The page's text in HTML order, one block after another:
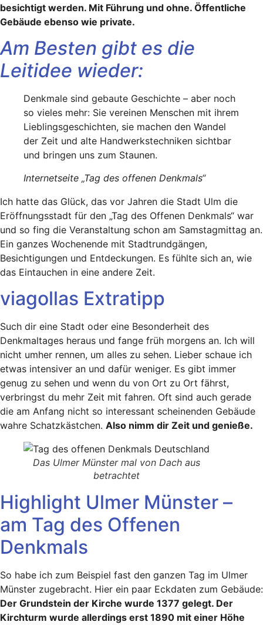
besichtigt werden. Mit Führung und ohne. Öffentliche
Gebäude ebenso wie private.
Am Besten gibt es die
Leitidee wieder:
Denkmale sind gebaute Geschichte – aber noch
so vieles mehr: Sie vereinen Menschen mit ihrem
Lieblingsgeschichten, sie machen den Wandel
der Zeit und alte Handwerkstechniken sichtbar
und bringen uns zum Staunen.
Internetseite „Tag des offenen Denkmals“
Ich hatte das Glück, das vor Jahren die Stadt Ulm die
Eröffnungsstadt für den „Tag des Offenen Denkmals“ war
und so fing die Veranstaltung schon am Samstagmittag an.
Ein ganzes Wochenende mit Stadtrundgängen,
Besichtigungen und Entdeckungen. Es fühlte sich an, wie
das Eintauchen in eine andere Zeit.
viagollas Extratipp
Such dir eine Stadt oder eine Besonderheit des
Denkmaltages heraus und fange früh morgens an. Ich will
nicht umher rennen, um alles zu sehen. Lieber schaue ich
etwas intensiver an und dafür weniger. Es gibt immer
genug zu sehen und wenn du von Ort zu Ort fährst,
verbringst du mehr Zeit mit fahren. Oft sind auch gerade
die am Anfang nicht so interessant scheinenden Gebäude
wahre Schatzkästchen. Also nimm dir Zeit und genieße.
Das Ulmer Münster mal von Dach aus
betrachtet
Highlight Ulmer Münster –
am Tag des Offenen
Denkmals
So habe ich zum Beispiel fast den ganzen Tag im Ulmer
Münster zugebracht. Hier ein paar Eckdaten zum Gebäude:
Der Grundstein der Kirche wurde 1377 gelegt. Der
Kirchturm wurde allerdings erst 1890 mit einer Höhe